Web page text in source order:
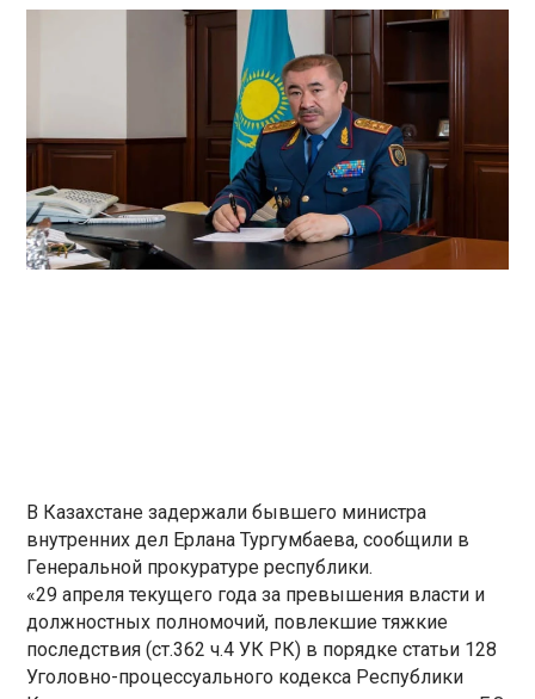
В Казахстане задержали бывшего министра
внутренних дел Ерлана Тургумбаева, сообщили в
Генеральной прокуратуре республики.
«29 апреля текущего года за превышения власти и
должностных полномочий, повлекшие тяжкие
последствия (ст.362 ч.4 УК РК) в порядке статьи 128
Уголовно-процессуального кодекса Республики